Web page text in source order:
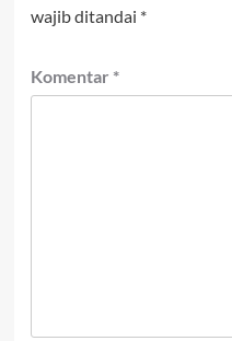
wajib ditandai *
Komentar *